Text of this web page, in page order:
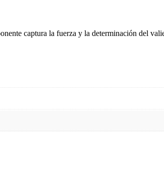
captura la fuerza y la determinación del